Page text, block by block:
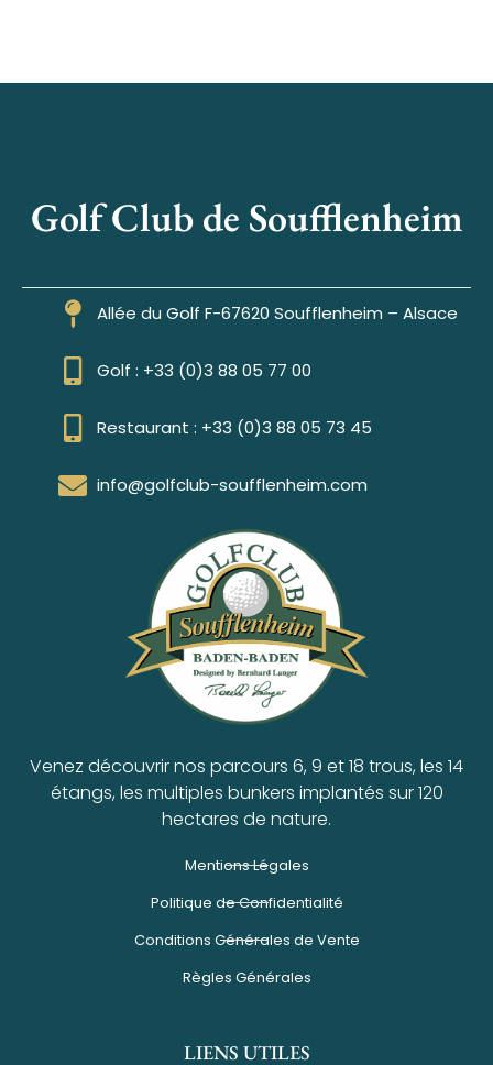
Golf Club de Soufflenheim
Allée du Golf F-67620 Soufflenheim – Alsace
Golf : +33 (0)3 88 05 77 00
Restaurant : +33 (0)3 88 05 73 45
info@golfclub-soufflenheim.com
Venez découvrir nos parcours 6, 9 et 18 trous, les 14
étangs, les multiples bunkers implantés sur 120
hectares de nature.
Mentions Légales
Politique de Confidentialité
Conditions Générales de Vente
Règles Générales
LIENS UTILES